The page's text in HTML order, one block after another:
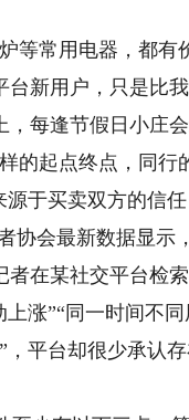
常用电器，都有
新用户，只是比
逢节假日小庄会
的起点终点，同行
买卖双方的信任
协会最新数据显示
在某社交平台检
涨”“同一时间不同
台却很少承认存